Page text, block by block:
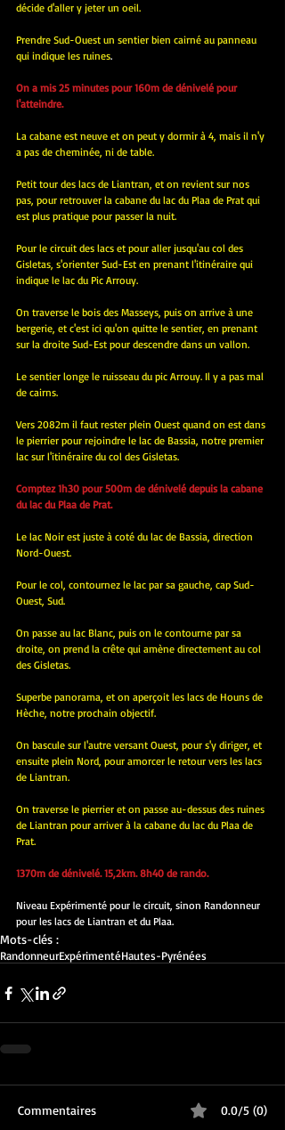
décide d'aller y jeter un oeil.
Prendre Sud-Ouest un sentier bien cairné au panneau
qui indique les ruines.
On a mis 25 minutes pour 160m de dénivelé pour
l'atteindre.
La cabane est neuve et on peut y dormir à 4, mais il n'y
a pas de cheminée, ni de table.
Petit tour des lacs de Liantran, et on revient sur nos
pas, pour retrouver la cabane du lac du Plaa de Prat qui
est plus pratique pour passer la nuit.
Pour le circuit des lacs et pour aller jusqu'au col des
Gisletas, s'orienter Sud-Est en prenant l'itinéraire qui
indique le lac du Pic Arrouy.
On traverse le bois des Masseys, puis on arrive à une
bergerie, et c'est ici qu'on quitte le sentier, en prenant
sur la droite Sud-Est pour descendre dans un vallon.
Le sentier longe le ruisseau du pic Arrouy. Il y a pas mal
de cairns.
Vers 2082m il faut rester plein Ouest quand on est dans
le pierrier pour rejoindre le lac de Bassia, notre premier
lac sur l'itinéraire du col des Gisletas.
Comptez 1h30 pour 500m de dénivelé depuis la cabane
du lac du Plaa de Prat.
Le lac Noir est juste à coté du lac de Bassia, direction
Nord-Ouest.
Pour le col, contournez le lac par sa gauche, cap Sud-
Ouest, Sud.
On passe au lac Blanc, puis on le contourne par sa
droite, on prend la crête qui amène directement au col
des Gisletas.
Superbe panorama, et on aperçoit les lacs de Houns de
Hèche, notre prochain objectif.
On bascule sur l'autre versant Ouest, pour s'y diriger, et
ensuite plein Nord, pour amorcer le retour vers les lacs
de Liantran.
On traverse le pierrier et on passe au-dessus des ruines
de Liantran pour arriver à la cabane du lac du Plaa de
Prat.
1370m de dénivelé. 15,2km. 8h40 de rando.
Niveau Expérimenté pour le circuit, sinon Randonneur
pour les lacs de Liantran et du Plaa.
Mots-clés :
RandonneurExpérimentéHautes-Pyrénées
Commentaires 0.0/5 (0)